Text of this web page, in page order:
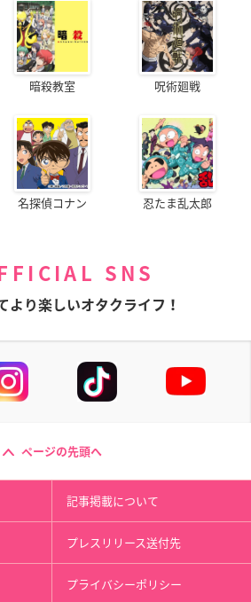
暗殺教室 呪術廻戦
名探偵コナン 忍たま乱太郎
SNS
より楽しいオタクライフ！
ページの先頭へ
記事掲載について
プレスリリース送付先
プライバシーポリシー